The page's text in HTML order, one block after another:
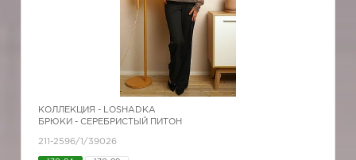
КОЛЛЕКЦИЯ - LOSHADKA
БРЮКИ - СЕРЕБРИСТЫЙ ПИТОН
211-2596/1/39026